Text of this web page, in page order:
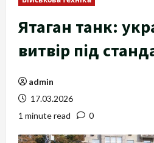
Ятаган танк:
витвір під
admin
17.03.2026
1 minute read
0